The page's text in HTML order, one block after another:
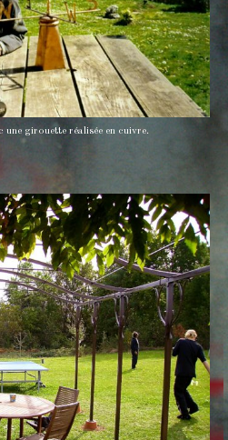
une girouette réalisée en cuivre.